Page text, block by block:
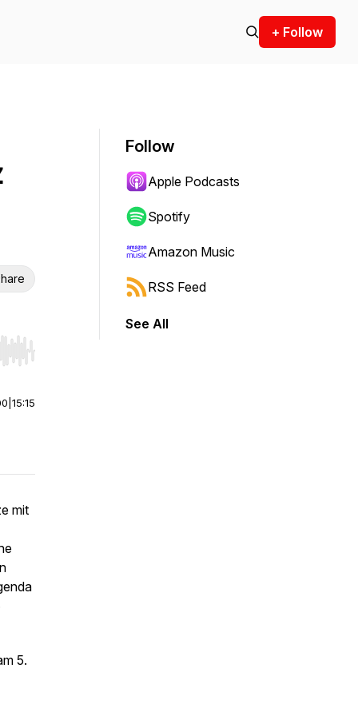
+ Follow
Hold shift to jump forward or backward.
15:15
mit
5.
Follow
Apple Podcasts
Spotify
Amazon Music
RSS Feed
See All